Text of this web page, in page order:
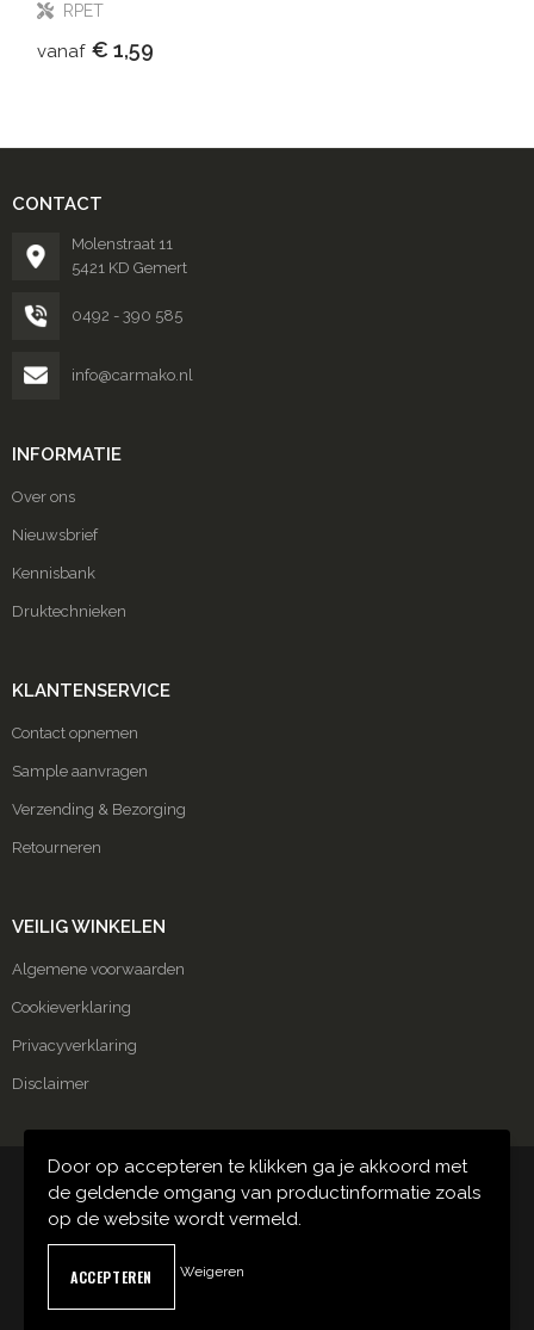
RPET
vanaf € 1,59
CONTACT
Molenstraat 11
5421 KD Gemert
0492 - 390 585
info@carmako.nl
INFORMATIE
Over ons
Nieuwsbrief
Kennisbank
Druktechnieken
KLANTENSERVICE
Contact opnemen
Sample aanvragen
Verzending & Bezorging
Retourneren
VEILIG WINKELEN
Algemene voorwaarden
Cookieverklaring
Privacyverklaring
Disclaimer
© Copyright Carmako 2024
Door op accepteren te klikken ga je akkoord met
de geldende omgang van productinformatie zoals
op de website wordt vermeld.
Weigeren